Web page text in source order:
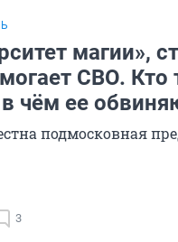
магии»,
СВО. Кто
чём ее
подмосковная
3